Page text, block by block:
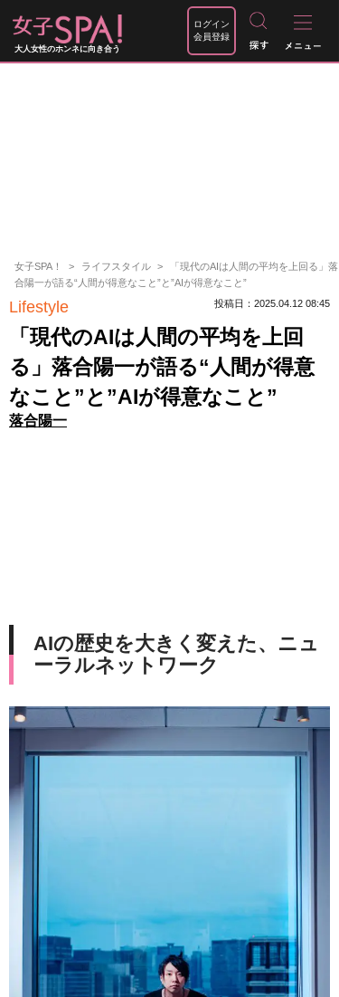
大人女性のホンネに向き合う
ログイン
会員登録
女子SPA！ ライフスタイル
「現代のAIは人間の平均を上回る」落
合陽一が語る“人間が得意なこと”と”AIが得意なこと”
Lifestyle 投稿日：2025.04.12 08:45
「現代のAIは人間の平均を上回
る」落合陽一が語る“人間が得意
なこと”と”AIが得意なこと”
落合陽一
AIの歴史を大きく変えた、ニュ
ーラルネットワーク